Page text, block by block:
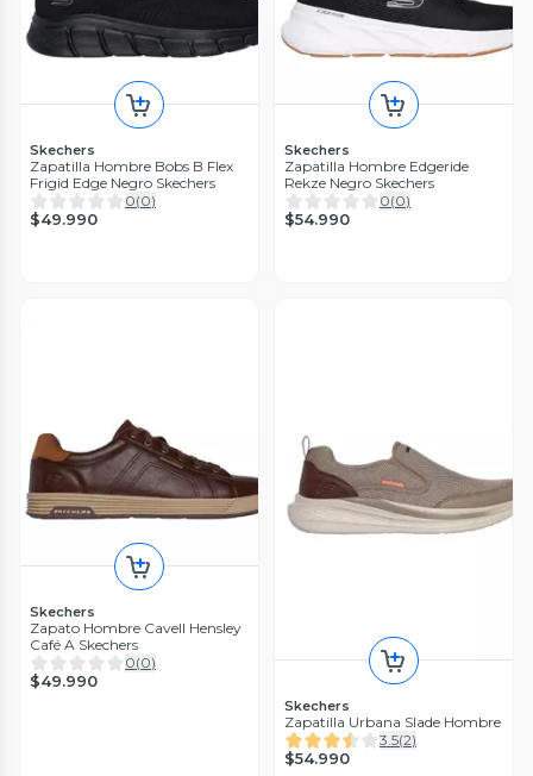
Skechers
Zapatilla Hombre Bobs B Flex
Frigid Edge Negro Skechers
0(0)
$49.990
Skechers
Zapatilla Hombre Edgeride
Rekze Negro Skechers
0(0)
$54.990
Skechers
Zapato Hombre Cavell Hensley
Café A Skechers
0(0)
$49.990
Skechers
Zapatilla Urbana Slade Hombre
3.5(2)
$54.990